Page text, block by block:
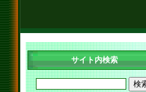
サイト内検索